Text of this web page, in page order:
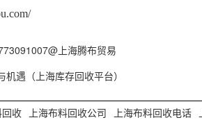
上海腾布贸易
遇（上海库存回收平台）
回收 上海布料回收公司 上海布料回收电话